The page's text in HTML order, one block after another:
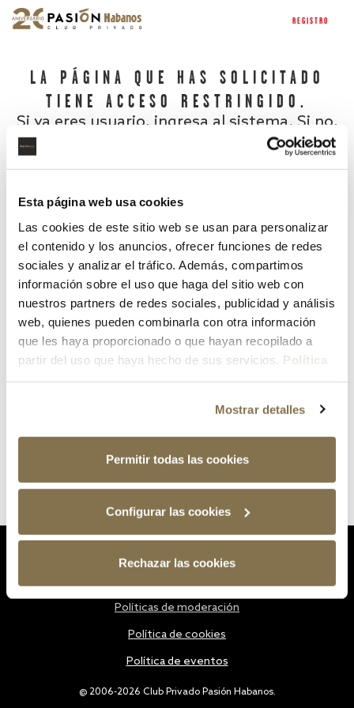
Esta página web usa cookies
Las cookies de este sitio web se usan para personalizar
el contenido y los anuncios, ofrecer funciones de redes
sociales y analizar el tráfico. Además, compartimos
información sobre el uso que haga del sitio web con
nuestros partners de redes sociales, publicidad y análisis
web, quienes pueden combinarla con otra información
que les haya proporcionado o que hayan recopilado a
partir del uso que haya hecho de sus servicios. Política
Mostrar detalles
Permitir todas las cookies
Configurar las cookies
Rechazar las cookies
REGISTRO
LA PÁGINA QUE HAS SOLICITADO
TIENE ACCESO RESTRINGIDO.
Si ya eres usuario, ingresa al sistema. Si no,
¿Has olvidado tu contraseña?
@ 2006-2026 Club Privado Pasión Habanos.
Políticas de moderación
Política de cookies
Política de eventos